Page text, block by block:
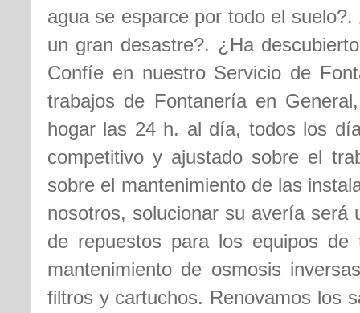
agua se esparce por todo el
un gran desastre?. ¿Ha
Confíe en nuestro Servicio de
trabajos de Fontanería en
hogar las 24 h. al día, todos los
competitivo y ajustado sobre el
sobre el mantenimiento de las
nosotros, solucionar su avería será
de repuestos para los equipos
mantenimiento de osmosis
filtros y cartuchos. Renovamos los